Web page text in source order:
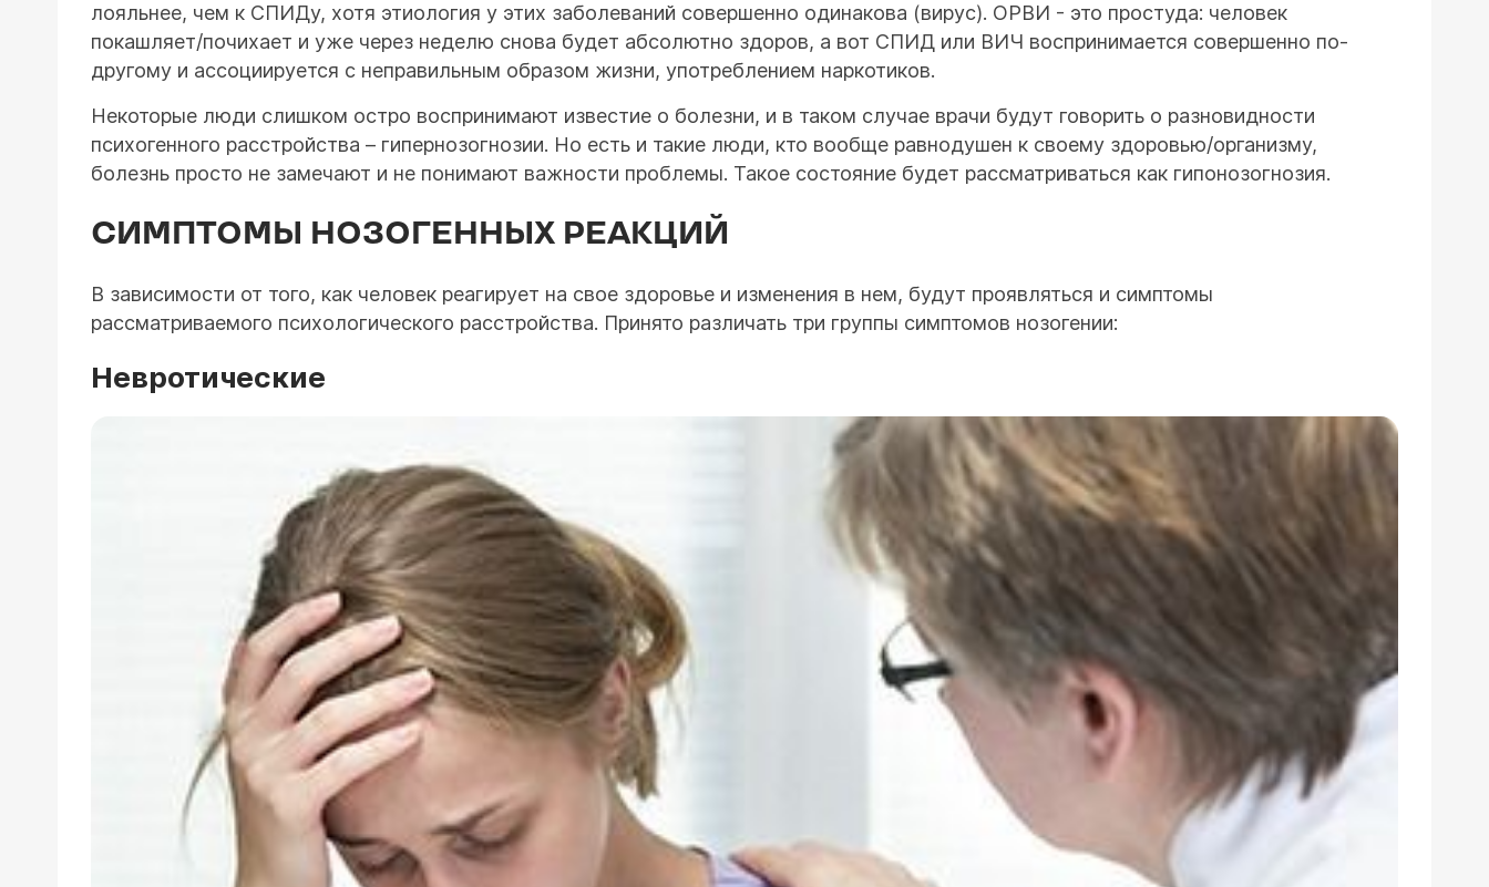
лояльнее, чем к СПИДу, хотя этиология у этих заболеваний совершенно одинакова (вирус). ОРВИ - это простуда: человек
покашляет/почихает и уже через неделю снова будет абсолютно здоров, а вот СПИД или ВИЧ воспринимается совершенно по-
другому и ассоциируется с неправильным образом жизни, употреблением наркотиков.
Некоторые люди слишком остро воспринимают известие о болезни, и в таком случае врачи будут говорить о разновидности
психогенного расстройства – гипернозогнозии. Но есть и такие люди, кто вообще равнодушен к своему здоровью/организму,
болезнь просто не замечают и не понимают важности проблемы. Такое состояние будет рассматриваться как гипонозогнозия.
СИМПТОМЫ НОЗОГЕННЫХ РЕАКЦИЙ
В зависимости от того, как человек реагирует на свое здоровье и изменения в нем, будут проявляться и симптомы
рассматриваемого психологического расстройства. Принято различать три группы симптомов нозогении:
Невротические